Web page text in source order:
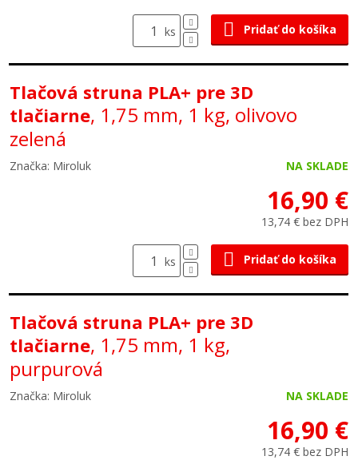
ks Pridať do košíka
Tlačová struna PLA+ pre 3D
tlačiarne, 1,75 mm, 1 kg, olivovo
zelená
Značka: Miroluk NA SKLADE
16,90 €
13,74 € bez DPH
ks Pridať do košíka
Tlačová struna PLA+ pre 3D
tlačiarne, 1,75 mm, 1 kg,
purpurová
Značka: Miroluk NA SKLADE
16,90 €
13,74 € bez DPH